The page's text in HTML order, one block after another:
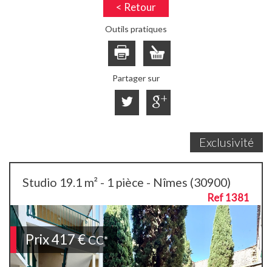
< Retour
Outils pratiques
Partager sur
Exclusivité
Studio 19.1 m² - 1 pièce - Nîmes (30900)
Ref 1381
Prix417 €CC*